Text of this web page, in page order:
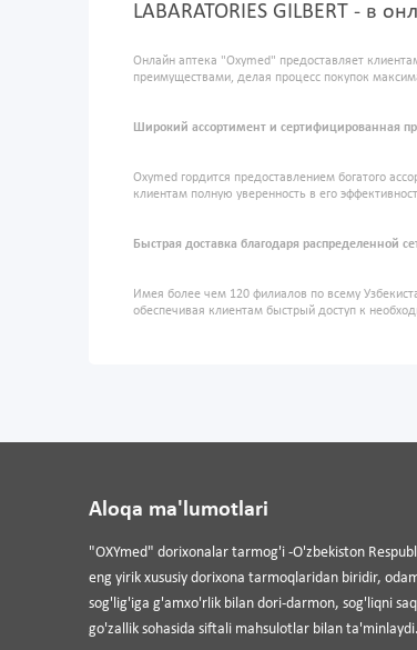
LABARATORIES GILBERT - в
Онлайн аптека "Oxymed" предоставляет
преимуществами, делая процесс покупок
Широкий ассортимент и сертифицированная
Oxymed гордится предоставлением богатого
клиентам полную уверенность в его
Быстрая доставка благодаря распределенной
Имея более чем 120 филиалов по всему
обеспечивая клиентам быстрый доступ к
Aloqa ma'lumotlari
"OXYmed" dorixonalar tarmog'i -O'zbekiston
eng yirik xususiy dorixona tarmoqlaridan biridir,
sog'lig'iga g'amxo'rlik bilan dori-darmon, sog'liqni
go'zallik sohasida siftali mahsulotlar bilan ta'minlaydi.